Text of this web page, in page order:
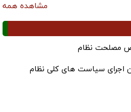
مشاهده همه
مصلحت نظام
اجرای سیاست های کلی نظام